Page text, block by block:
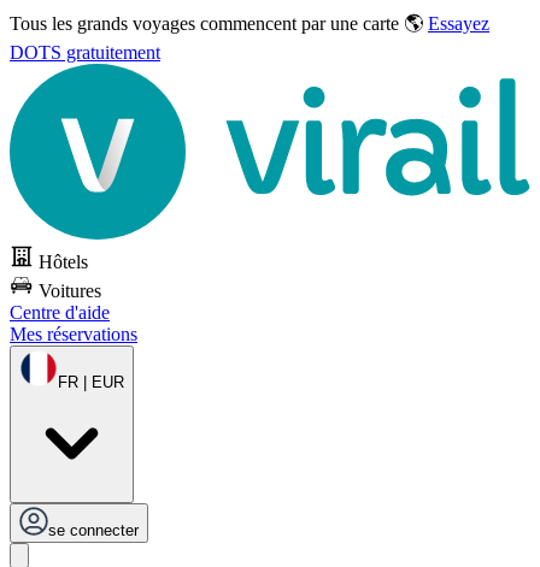
Tous les grands voyages commencent par une carte 🌎 Essayez
DOTS gratuitement
Hôtels
Voitures
Centre d'aide
Mes réservations
FR | EUR
se connecter